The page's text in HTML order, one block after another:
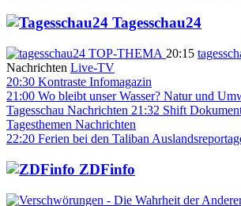
Tagesschau24
20:15
Nachrichten Live-TV
20:30 Kontraste Infomagazin
21:00 Wo bleibt unser Wasser? Natur und
Tagesschau Nachrichten 21:32 Shift
Tagesthemen Nachrichten
22:20 Ferien bei den Taliban
ZDFinfo